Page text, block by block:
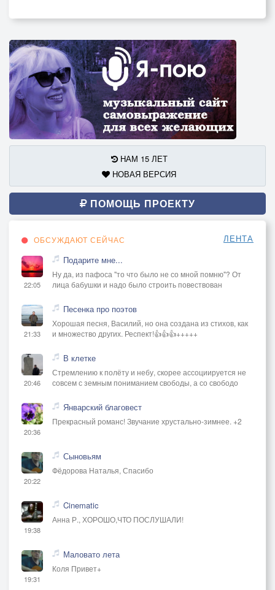
НАМ 15 ЛЕТ
НОВАЯ ВЕРСИЯ
ПОМОЩЬ ПРОЕКТУ
ОБСУЖДАЮТ СЕЙЧАС ЛЕНТА
22:05
Подарите мне...
Ну да, из пафоса "то что было не со мной помню"? От
лица бабушки и надо было строить повествован
21:33
Песенка про поэтов
Хорошая песня, Василий, но она создана из стихов, как
и множество других. Респект!👍👍👍+++++
20:46
В клетке
Стремлению к полёту и небу, скорее ассоциируется не
совсем с земным пониманием свободы, а со свободо
20:36
Январский благовест
Прекрасный романс! Звучание хрустально-зимнее. +2
20:22
Сыновьям
Фёдорова Наталья, Спасибо
19:38
Cinematic
Анна Р., ХОРОШО,ЧТО ПОСЛУШАЛИ!
19:31
Маловато лета
Коля Привет+